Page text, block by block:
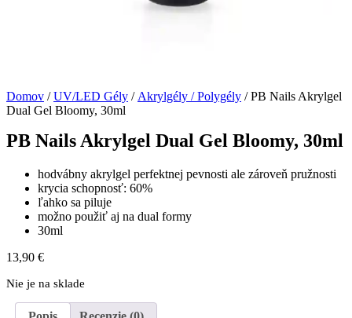
Domov /UV/LED Gély / Akrylgély / Polygély / PB Nails Akrylgel
Dual Gel Bloomy, 30ml
PB Nails Akrylgel Dual Gel Bloomy, 30ml
hodvábny akrylgel perfektnej pevnosti ale zároveň pružnosti
krycia schopnosť: 60%
ľahko sa piluje
možno použiť aj na dual formy
30ml
13,90 €
Nie je na sklade